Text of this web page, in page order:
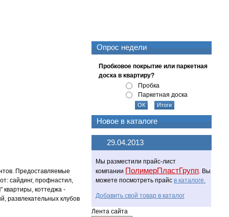
Предоставляемые
сайдинг, профнастил,
квартиры, коттеджа -
развлекательных клубов
Опрос недели
Пробковое покрытие или паркетная
доска в квартиру?
Пробка
Паркетная доска
Новое в каталоге
29.04.2013
Мы разместили прайс-лист
компании ПолимерПластГрупп. Вы
можете посмотреть прайс в каталоге.
Добавить свой товар в каталог
Лента сайта